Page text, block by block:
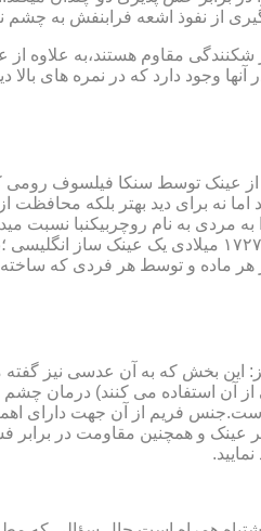
از نفوذ اشعه فرابنفش به
مقاوم هستند،به علاوه
وجود دارد که در نمره های بالا
عینک توسط سنکا فیلسوف رومی
نه برای دید بهتر بلکه محافظت
گوی شیشه ای روی کتاب خطوط و کلمات را درشت تر و واضح تر می دید.اما
ماده و توسط هر فردی که ساخته
این بخش که به آن عدسی نیز
از آن استفاده می کنند) درمان
است.جنس فریم از آن جهت دارای
و همچنین مقاومت در برابر